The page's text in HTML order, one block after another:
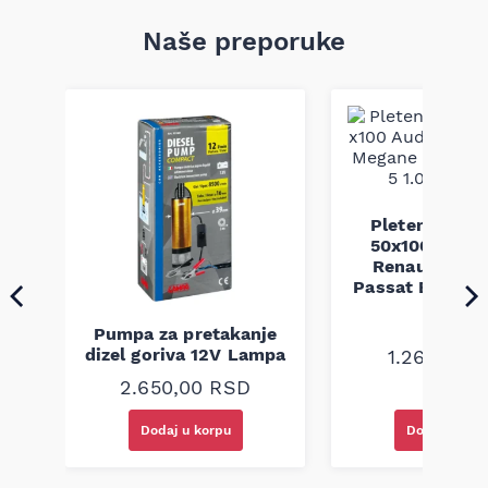
Naše preporuke
Pumpa za pretakanje
dizel goriva 12V Lampa
2.650,00 RSD
Dodaj u korpu
Pletenica
50x100 Audi
Renault
Passat B5
94-08
1.260,00
Dodaj u